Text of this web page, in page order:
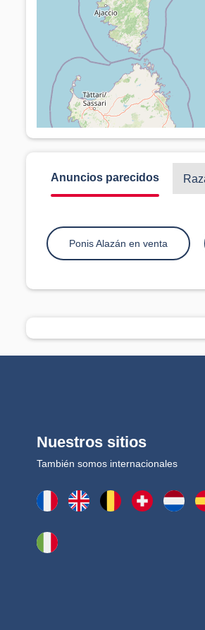
Anuncios parecidos
Ponis Alazán en venta
Nuestros sitios
También somos internacionales